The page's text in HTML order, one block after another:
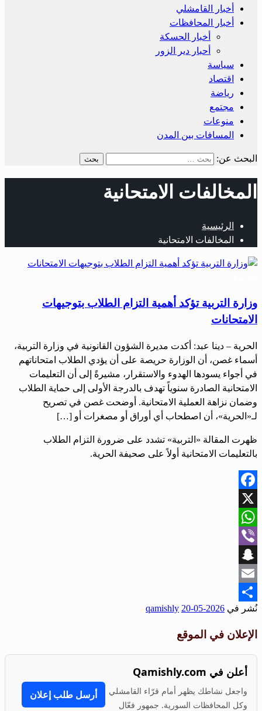
أخبار القامشلي
أخبار المحافظات
أخبار الحسكة
أحبار دير الزور
سياسة
اقتصاد
رياضة
مجتمع
منوعات
المسافات بين المدن
البحث عن:
المخالفات الامتحانية
الرئيسية
المخالفات الامتحانية
وزارة التربية تؤكد أهمية التزام الطلاب بتوجيهات
الامتحانات
الحرية – دينا عبد: أكدت مديرة الشؤون القانونية في وزارة التربية،
أسماء غصن، أن الوزارة حريصة على أن يؤدي الطلاب امتحاناتهم
في أجواء يسودها الهدوء والاستقرار، مشيرةً إلى أن التعليمات
الامتحانية الصادرة سنوياً تهدف بالدرجة الأولى إلى حماية الطلاب
وضمان نزاهة العملية الامتحانية. أوضحت غصن في تصريح
لـ«الحرية»، أن اصطحاب أي أوراق أو مصغرات أو […]
ظهرت المقالة «التربية» تشدد على ضرورة التزام الطلاب
بالتعليمات الامتحانية أولاً على صحيفة الحرية.
Facebook
X
WhatsApp
Viber
Snapchat
Email
Share
نُشر في 2026-05-20
qamishly
الإعلان في الموقع
أعلن في Qamishly.com
واجعل نشاطك يظهر أمام قرّاء القامشلي
وكل المحافظات السورية. جمهور فعّال
أرسل طلب إعلان